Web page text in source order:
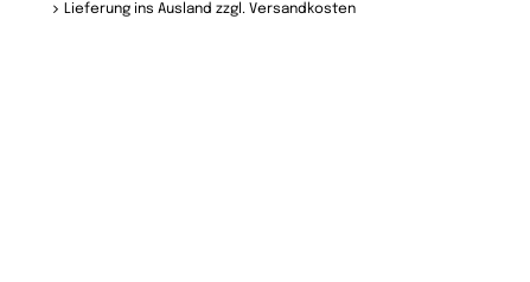
Lieferung ins Ausland zzgl. Versandkosten